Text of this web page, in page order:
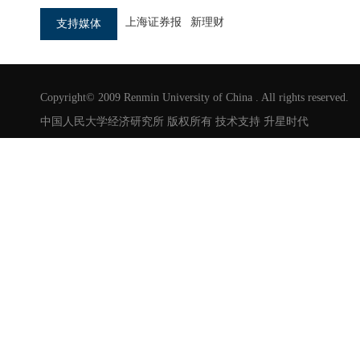
支持媒体 上海证券报 新理财
Copyright© 2009 Renmin University of China . All rights reserved.
中国人民大学经济研究所 版权所有 技术支持 升星时代